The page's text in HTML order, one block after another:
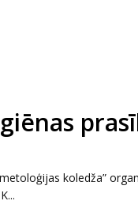
koledža”